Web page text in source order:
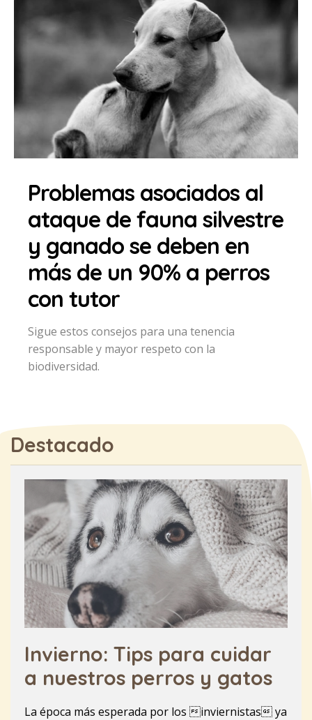
Problemas asociados al
ataque de fauna silvestre
y ganado se deben en
más de un 90% a perros
con tutor
Sigue estos consejos para una tenencia
responsable y mayor respeto con la
biodiversidad.
Destacado
Invierno: Tips para cuidar
a nuestros perros y gatos
La época más esperada por los inviernistas ya